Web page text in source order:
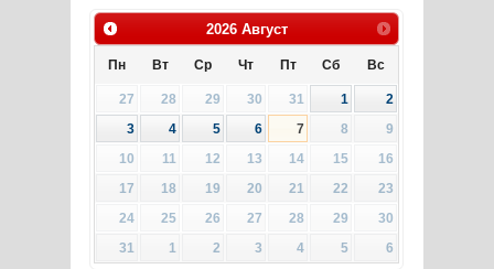
2026 Август
Пн Вт Ср Чт Пт Сб Вс
27 28 29 30 31 1
2
3
4 5 6 7 8
9
10
11 12 13 14 15
16
17
18 19 20 21 22
23
24
25 26 27 28 29
30
31
1 2 3 4 5 6